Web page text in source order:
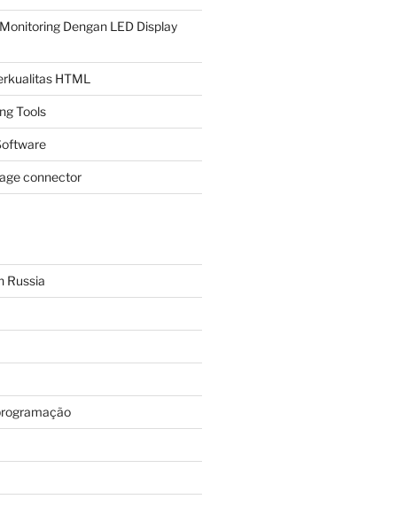
Dengan LED Display
HTML
Tools
connector
Russia